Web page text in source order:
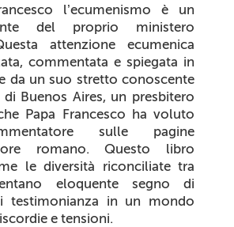
l’ecumenismo è un
del proprio ministero
attenzione ecumenica
commentata e spiegata in
da un suo stretto conoscente
Buenos Aires, un presbitero
Papa Francesco ha voluto
sulle pagine
romano. Questo libro
le diversità riconciliate tra
eloquente segno di
testimonianza in un mondo
e tensioni.